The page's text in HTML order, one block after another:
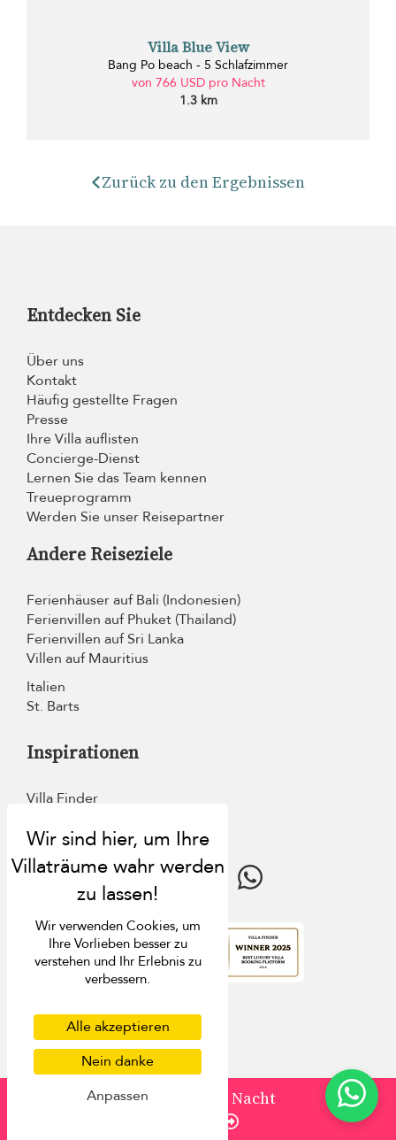
von
/ Nacht
Villa Blue View
Bang Po beach - 5 Schlafzimmer
von 766 USD pro Nacht
1.3 km
Zurück zu den Ergebnissen
Entdecken Sie
Über uns
Kontakt
Häufig gestellte Fragen
Presse
Ihre Villa auflisten
Concierge-Dienst
Lernen Sie das Team kennen
Treueprogramm
Werden Sie unser Reisepartner
Andere Reiseziele
Ferienhäuser auf Bali (Indonesien)
Ferienvillen auf Phuket (Thailand)
Ferienvillen auf Sri Lanka
Villen auf Mauritius
Italien
St. Barts
Inspirationen
Villa Finder
Reiseführer
4.9Bewertung
Wir verwenden Cookies, um
Ihre Vorlieben besser zu
verstehen und Ihr Erlebnis zu
verbessern.
Alle akzeptieren
Nein danke
Anpassen